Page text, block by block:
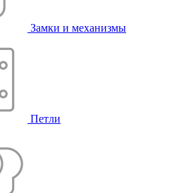
Замки и механизмы
Петли